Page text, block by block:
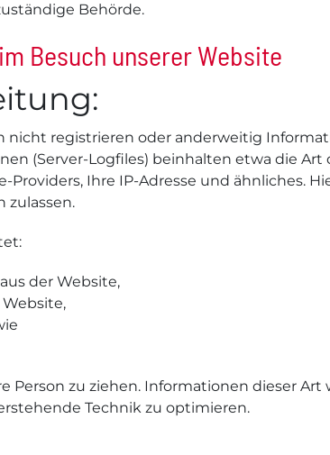
Behörde.
Besuch unserer Website
nicht registrieren oder anderweitig
(Server-Logfiles) beinhalten etwa die Art
Ihre IP-Adresse und ähnliches.
zulassen.
der Website,
zu ziehen. Informationen dieser Art
Technik zu optimieren.